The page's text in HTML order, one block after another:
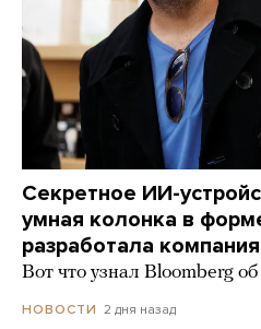
Секретное ИИ-
умная колонка в
разработала
Вот что узнал Bloomberg
НОВОСТИ 2 дня назад